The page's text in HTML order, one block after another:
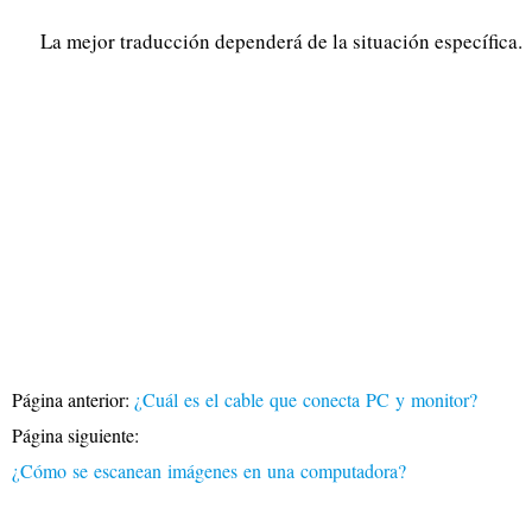
La mejor traducción dependerá de la situación específica.
Página anterior: ¿Cuál es el cable que conecta PC y monitor?
Página siguiente:
¿Cómo se escanean imágenes en una computadora?